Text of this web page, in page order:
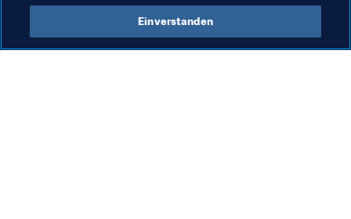
Einverstanden